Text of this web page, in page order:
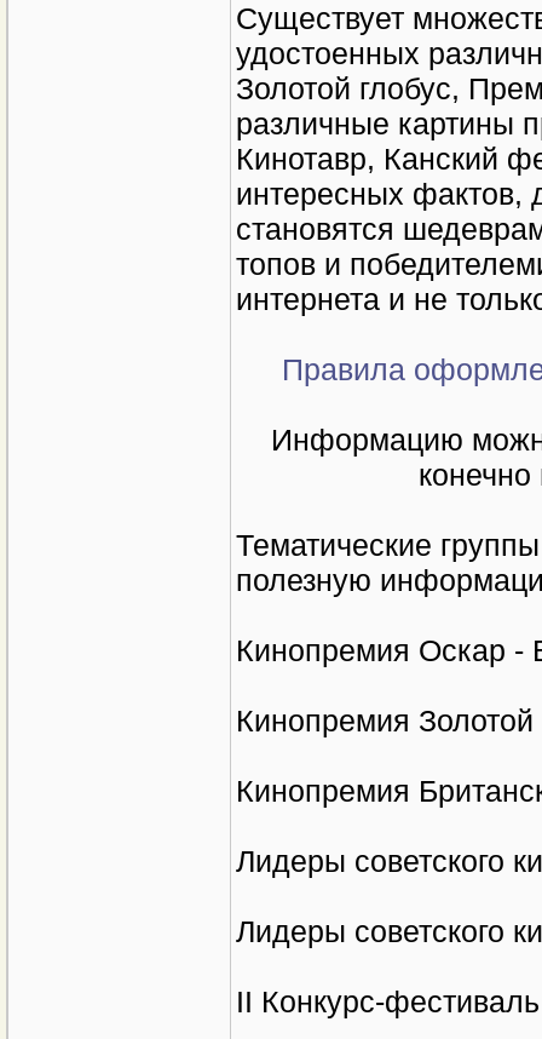
Существует
удостоенных
Золотой глобус,
различные картины
Кинотавр, Канский
интересных фактов,
становятся
топов и
интернета и не
Правила
Информацию
Тематические
полезную
Кинопремия Оскар
Кинопремия
Кинопремия
Лидеры советского
Лидеры советского
II Конкурс-